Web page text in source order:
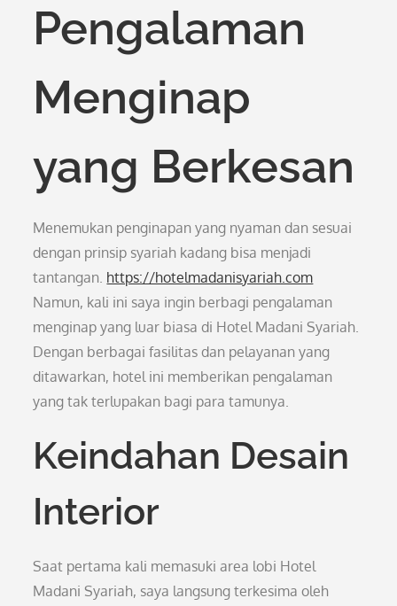
Pengalaman
Menginap
yang Berkesan
Menemukan penginapan yang nyaman dan sesuai
dengan prinsip syariah kadang bisa menjadi
tantangan. https://hotelmadanisyariah.com
Namun, kali ini saya ingin berbagi pengalaman
menginap yang luar biasa di Hotel Madani Syariah.
Dengan berbagai fasilitas dan pelayanan yang
ditawarkan, hotel ini memberikan pengalaman
yang tak terlupakan bagi para tamunya.
Keindahan Desain
Interior
Saat pertama kali memasuki area lobi Hotel
Madani Syariah, saya langsung terkesima oleh